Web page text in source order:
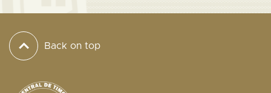
Back on top